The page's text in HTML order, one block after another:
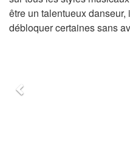
être un talentueux
débloquer certaines sans